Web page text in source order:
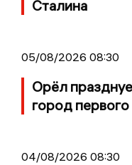
Сталина
05/08/2026 08:30
Орёл
город
04/08/2026 08:30